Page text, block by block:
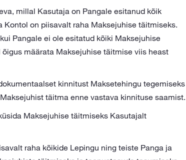
millal Kasutaja on Pangale esitanud kõik
on piisavalt raha Maksejuhise täitmiseks.
Pangale ei ole esitatud kõiki Maksejuhise
määrata Maksejuhise täitmise viis heast
kinnitust Maksetehingu tegemiseks
täitma enne vastava kinnituse saamist.
Maksejuhise täitmiseks Kasutajalt
raha kõikide Lepingu ning teiste Panga ja